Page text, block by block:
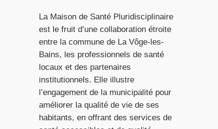
La Maison de Santé Pluridisciplinaire
est le fruit d’une collaboration étroite
entre la commune de La Vôge-les-
Bains, les professionnels de santé
locaux et des partenaires
institutionnels. Elle illustre
l’engagement de la municipalité pour
améliorer la qualité de vie de ses
habitants, en offrant des services de